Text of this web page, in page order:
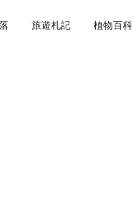
旅遊札記 植物百科